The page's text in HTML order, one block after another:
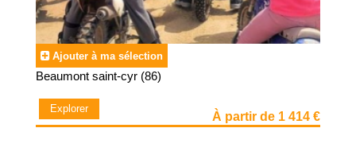
Ajouter à ma sélection
Beaumont saint-cyr (86)
Explorer
À partir de 1 414 €